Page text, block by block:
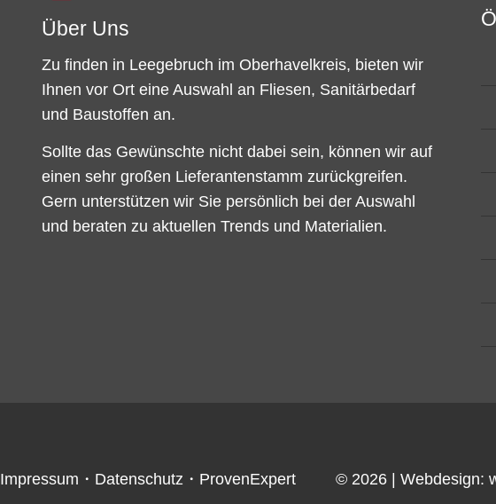
Über Uns
Zu finden in Leegebruch im Oberhavelkreis, bieten wir
Ihnen vor Ort eine Auswahl an Fliesen, Sanitärbedarf
und Baustoffen an.
Sollte das Gewünschte nicht dabei sein, können wir auf
einen sehr großen Lieferantenstamm zurückgreifen.
Gern unterstützen wir Sie persönlich bei der Auswahl
und beraten zu aktuellen Trends und Materialien.
Impressum ・ Datenschutz ・ ProvenExpert © 2026 | Webdesign: